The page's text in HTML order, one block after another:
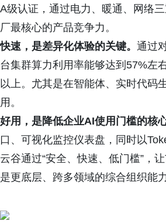
A级认证，通过电力、暖通、网络
厂最核心的产品竞争力。
快速，是差异化体验的关键。 通过
台集群算力利用率能够达到57%左
以上。尤其是在智能体、实时代码
用。
好用，是降低企业AI使用门槛的核心
口、可视化监控仪表盘，同时以
云谷通过“安全、快速、低门槛”，
是更底层、跨多领域的综合组织能